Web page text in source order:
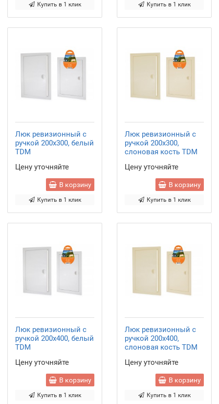
Купить в 1 клик Купить в 1 клик
Люк ревизионный с
ручкой 200х300, белый
TDM
Цену уточняйте
В корзину
Купить в 1 клик
Люк ревизионный с
ручкой 200х300,
слоновая кость TDM
Цену уточняйте
В корзину
Купить в 1 клик
Люк ревизионный с
ручкой 200х400, белый
TDM
Цену уточняйте
В корзину
Купить в 1 клик
Люк ревизионный с
ручкой 200х400,
слоновая кость TDM
Цену уточняйте
В корзину
Купить в 1 клик